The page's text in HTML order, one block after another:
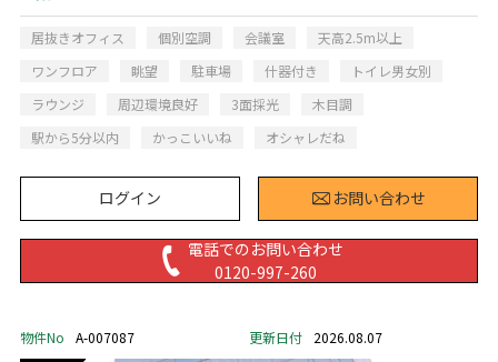
居抜きオフィス 個別空調 会議室
天高2.5m以上
ワンフロア
眺望 駐車場 什器付き
トイレ男女別
ラウンジ
周辺環境良好 3面採光
木目調
駅から5分以内
かっこいいね オシャレだね
ログイン お問い合わせ
電話でのお問い合わせ
0120-997-260
物件No A-007087 更新日付 2026.08.07